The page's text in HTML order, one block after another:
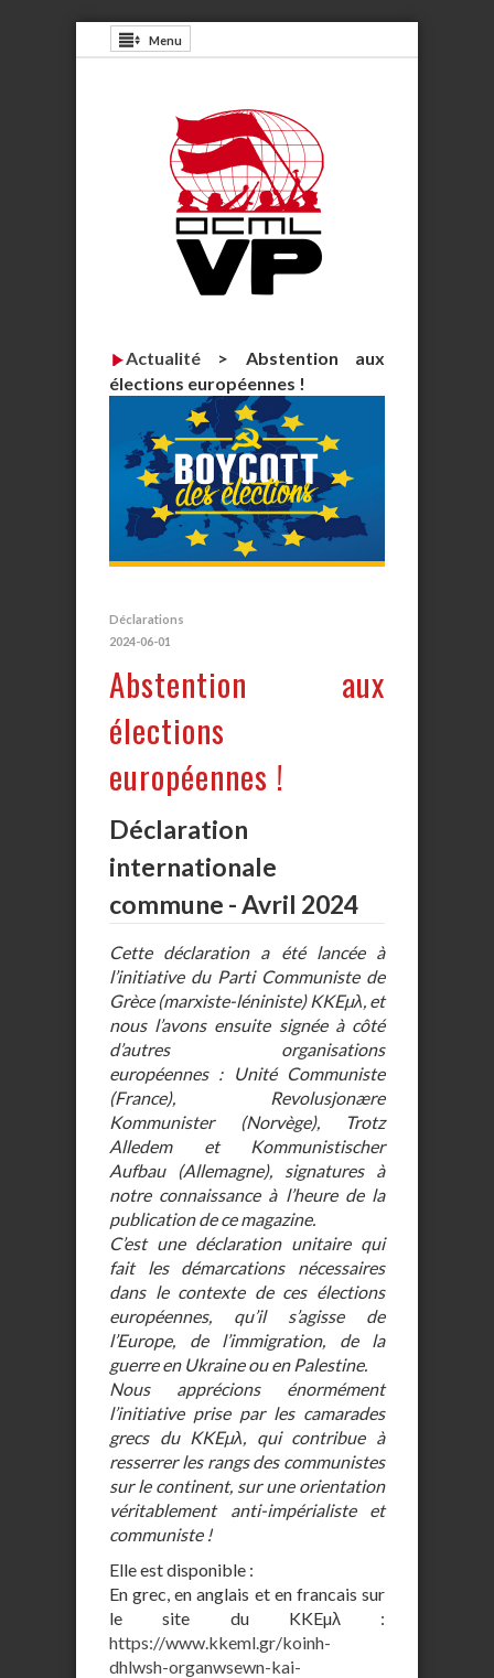
Menu
Actualité > Abstention aux
élections européennes !
Déclarations
2024-06-01
Abstention aux
élections
européennes !
Déclaration
internationale
commune - Avril 2024
Cette déclaration a été lancée à
l’initiative du Parti Communiste de
Grèce (marxiste-léniniste) KKEµλ, et
nous l’avons ensuite signée à côté
d’autres organisations
européennes : Unité Communiste
(France), Revolusjonære
Kommunister (Norvège), Trotz
Alledem et Kommunistischer
Aufbau (Allemagne), signatures à
notre connaissance à l’heure de la
publication de ce magazine.
C’est une déclaration unitaire qui
fait les démarcations nécessaires
dans le contexte de ces élections
européennes, qu’il s’agisse de
l’Europe, de l’immigration, de la
guerre en Ukraine ou en Palestine.
Nous apprécions énormément
l’initiative prise par les camarades
grecs du KKEµλ, qui contribue à
resserrer les rangs des communistes
sur le continent, sur une orientation
véritablement anti-impérialiste et
communiste !
Elle est disponible :
En grec, en anglais et en francais sur
le site du KKEµλ :
https://www.kkeml.gr/koinh-
dhlwsh-organwsewn-kai-